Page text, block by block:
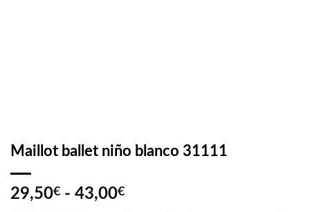
Maillot ballet niño blanco 31111
29,50€ - 43,00€Rango